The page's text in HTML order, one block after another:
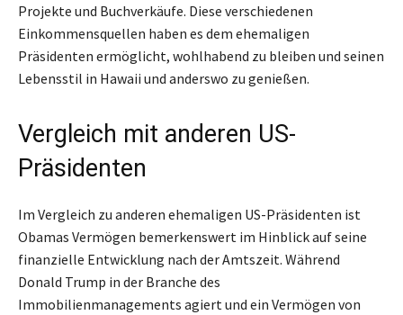
Projekte und Buchverkäufe. Diese verschiedenen
Einkommensquellen haben es dem ehemaligen
Präsidenten ermöglicht, wohlhabend zu bleiben und seinen
Lebensstil in Hawaii und anderswo zu genießen.
Vergleich mit anderen US-
Präsidenten
Im Vergleich zu anderen ehemaligen US-Präsidenten ist
Obamas Vermögen bemerkenswert im Hinblick auf seine
finanzielle Entwicklung nach der Amtszeit. Während
Donald Trump in der Branche des
Immobilienmanagements agiert und ein Vermögen von